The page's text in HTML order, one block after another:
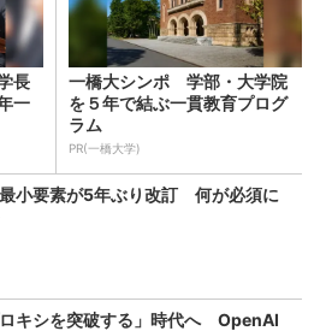
長
一
一橋大シンポ 学部・大学院
を５年で結ぶ一貫教育プログ
ラム
PR(一橋大学)
小要素が5年ぶり改訂 何が必須に
キシを突破する」時代へ OpenAI